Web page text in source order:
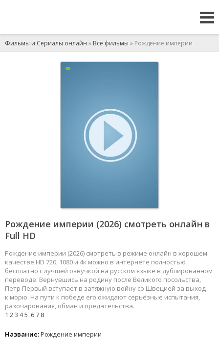
Фильмы и Сериалы онлайн » Все фильмы » Рождение империи
Рождение империи (2026) смотреть онлайн в
Full HD
Рождение империи (2026) смотреть в режиме онлайн в хорошем
качестве HD 720, 1080 и 4к можно в интернете полностью
бесплатно с лучшей озвучкой на русском языке в дублированном
переводе. Вернувшись на родину после Великого посольства,
Петр Первый вступает в затяжную войну со Швецией за выход
к морю. На пути к победе его ожидают серьёзные испытания,
разочарования, обман и предательства.
1 23 45 67 8
Название:Рождение империи